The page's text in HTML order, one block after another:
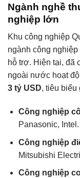
Ngành nghề
nghiệp lớn
Khu công nghiệp
ngành công
hỗ trợ. Hiện tại, đã
ngoài nước hoạt
3 tỷ USD, tiêu biểu
Công nghiệp
Panasonic, Intel.
Công nghiệp
Mitsubishi
Công nghiệp